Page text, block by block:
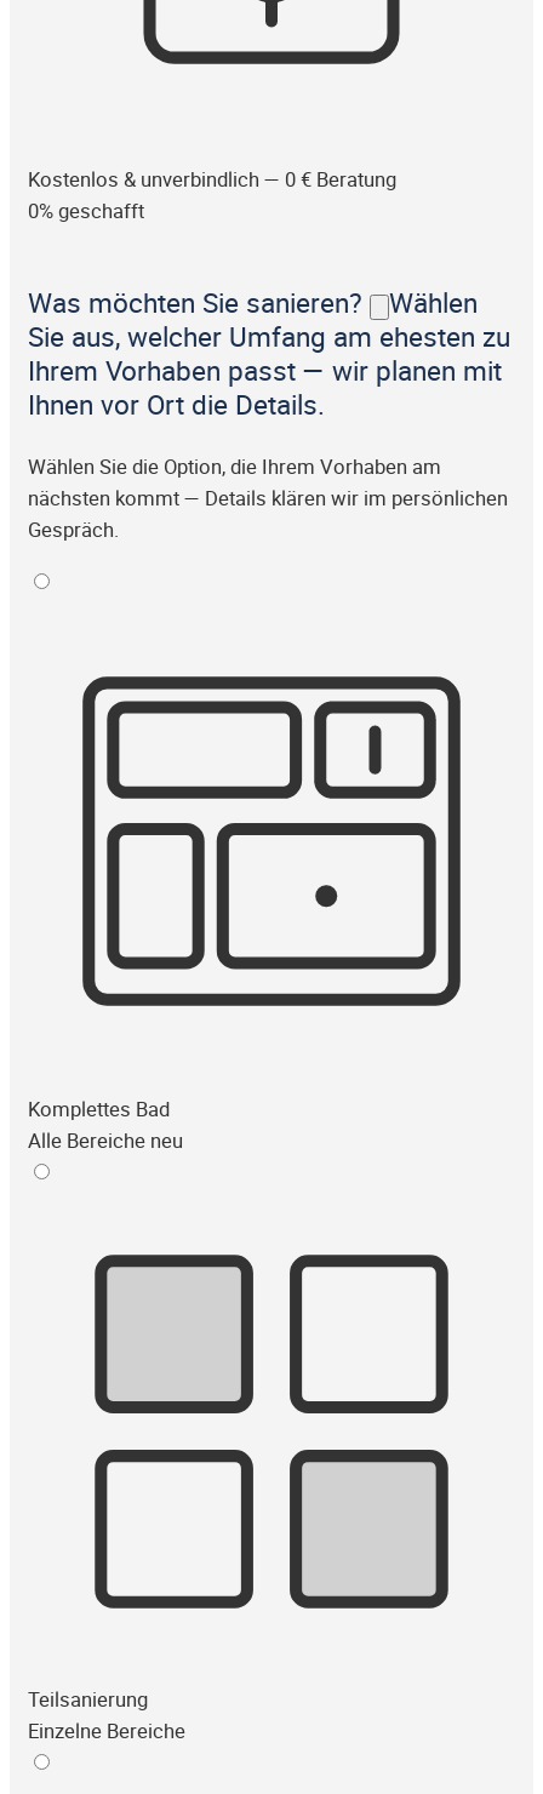
Kostenlos & unverbindlich — 0 € Beratung
0% geschafft
Was möchten Sie sanieren?
Wählen
Sie aus, welcher Umfang am ehesten zu
Ihrem Vorhaben passt — wir planen mit
Ihnen vor Ort die Details.
Wählen Sie die Option, die Ihrem Vorhaben am
nächsten kommt — Details klären wir im persönlichen
Gespräch.
Komplettes Bad
Alle Bereiche neu
Teilsanierung
Einzelne Bereiche